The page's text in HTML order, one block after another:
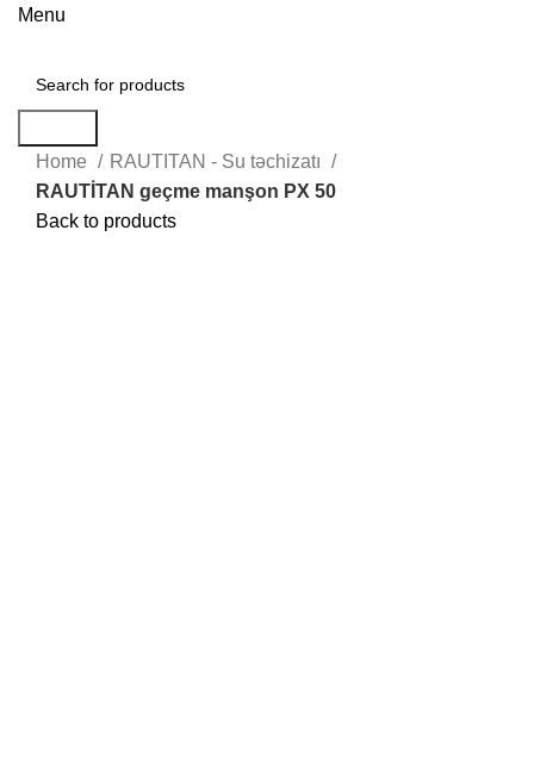
Menu
Home
RAUTITAN - Su təchizatı
RAUTİTAN geçme manşon PX 50
Back to products